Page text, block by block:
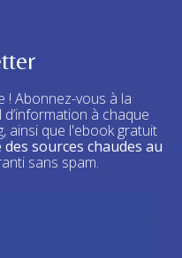
! Abonnez-vous à la
à chaque
ainsi que l'ebook gratuit
sources chaudes au
sans spam.